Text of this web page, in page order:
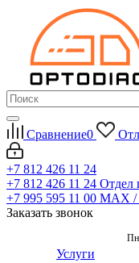
Сравнение0
+7 812 426 11 24
+7 812 426 11 24 Отдел
+7 995 595 11 00 MAX /
Заказать звонок
Услуги